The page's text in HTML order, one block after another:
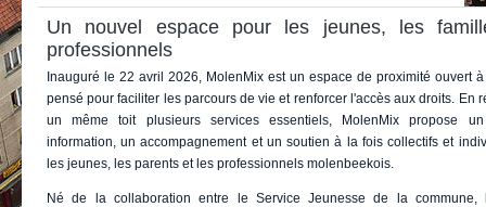
Un nouvel espace pour les jeunes, les
professionnels
Inauguré le 22 avril 2026, MolenMix est un espace de proximité ouvert
pensé pour faciliter les parcours de vie et renforcer l'accès aux droits. En
un même toit plusieurs services essentiels, MolenMix propose
information, un accompagnement et un soutien à la fois collectifs et
les jeunes, les parents et les professionnels molenbeekois.
Né de la collaboration entre le Service Jeunesse de la commune,